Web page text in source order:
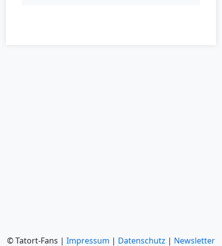
© Tatort-Fans | Impressum | Datenschutz | Newsletter